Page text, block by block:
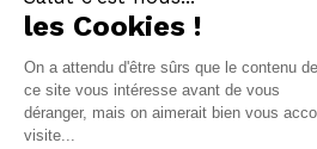
Mentions légalesPolitique de